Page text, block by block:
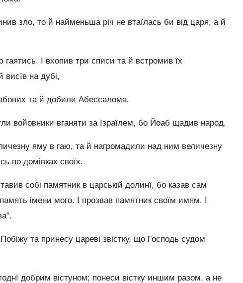
зло, то й найменьша річ не втаїлась би від царя, а й
І вхопив три списи та й встромив їх
висїв на дубі,
та й добили Абессалома.
войовники вганяти за Ізраїлем, бо Йоаб щадив народ.
яму в гаю, та й нагромадили над ним величезну
по домівках своїх.
собі памятник в царській долинї, бо казав сам
імени мого. І прозвав памятник своїм имям. І
та принесу цареві звістку, що Господь судом
добрим вістуном; понеси вістку иншим разом, а не